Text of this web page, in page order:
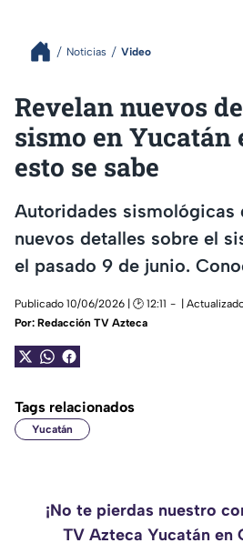
Noticias Video
Revelan nuevos
sismo en Yucatán
esto se sabe
Autoridades sismológicas
nuevos detalles sobre el
el pasado 9 de junio.
Publicado 10/06/2026 | 🕑 12:11
|
Por: Redacción TV Azteca
Tags relacionados
Yucatán
¡No te pierdas nuestro
TV Azteca Yucatán en